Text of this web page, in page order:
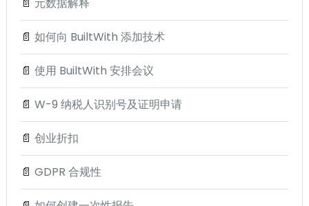
📄 如何向 BuiltWith 添加技术
📄 使用 BuiltWith 安排会议
📄 W-9 纳税人识别号及证明申请
📄 创业折扣
📄 GDPR 合规性